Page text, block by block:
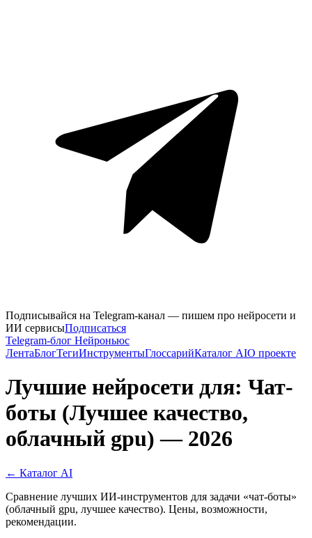
Подписывайся на Telegram-канал — пишем про нейросети и
ИИ сервисыПодписаться
Telegram-блог Нейроньюс
ЛентаБлогТегиИнструментыГлоссарийКаталог AIО проекте
Лучшие нейросети для: Чат-
боты (Лучшее качество,
облачный gpu) — 2026
← Каталог AI
Сравнение лучших ИИ-инструментов для задачи «чат-боты»
(облачный gpu, лучшее качество). Цены, возможности,
рекомендации.